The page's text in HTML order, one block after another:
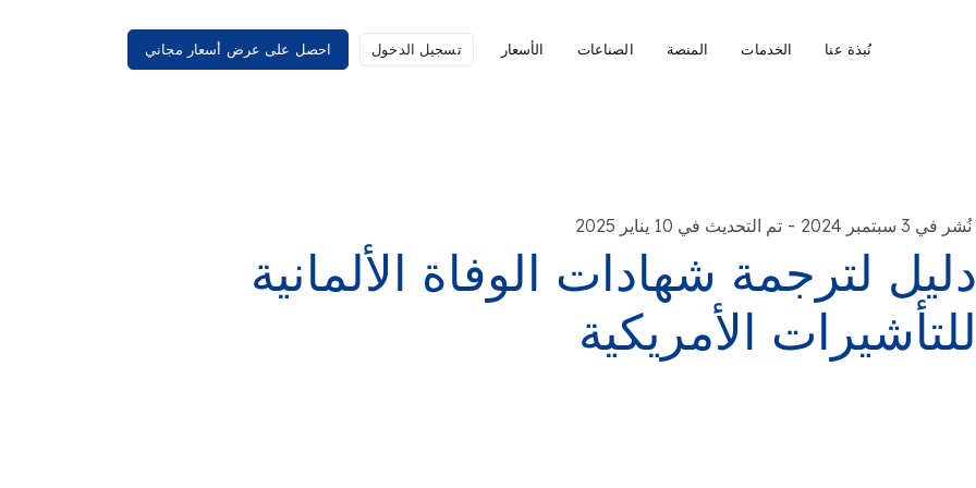
نُبذة عنا الخدمات المنصة الصناعات الأسعار تسجيل الدخول احصل على عرض أسعار مجاني
نُشر في 3 سبتمبر 2024 - تم التحديث في 10 يناير 2025
دليل لترجمة شهادات الوفاة الألمانية
للتأشيرات الأمريكية